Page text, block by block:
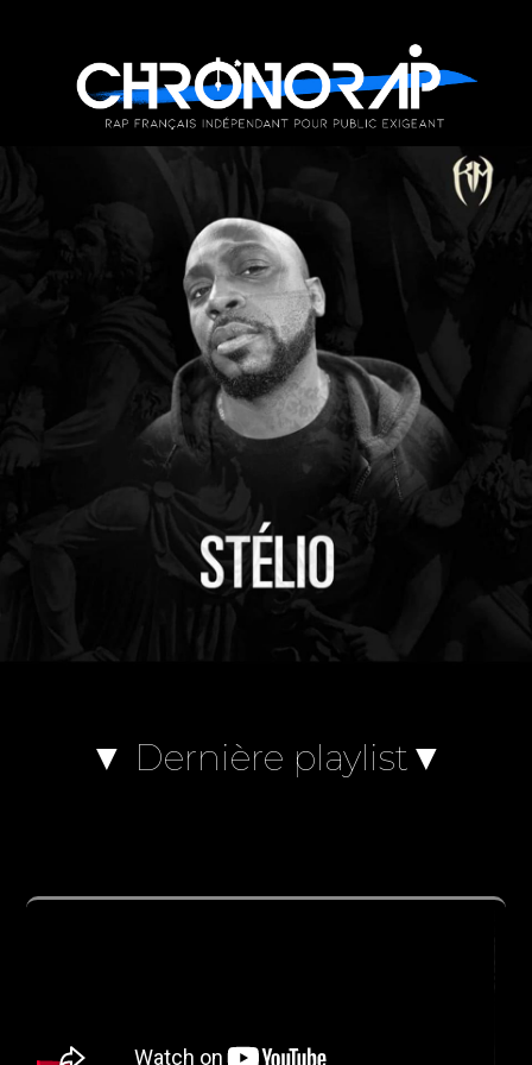
▼ Dernière playlist▼